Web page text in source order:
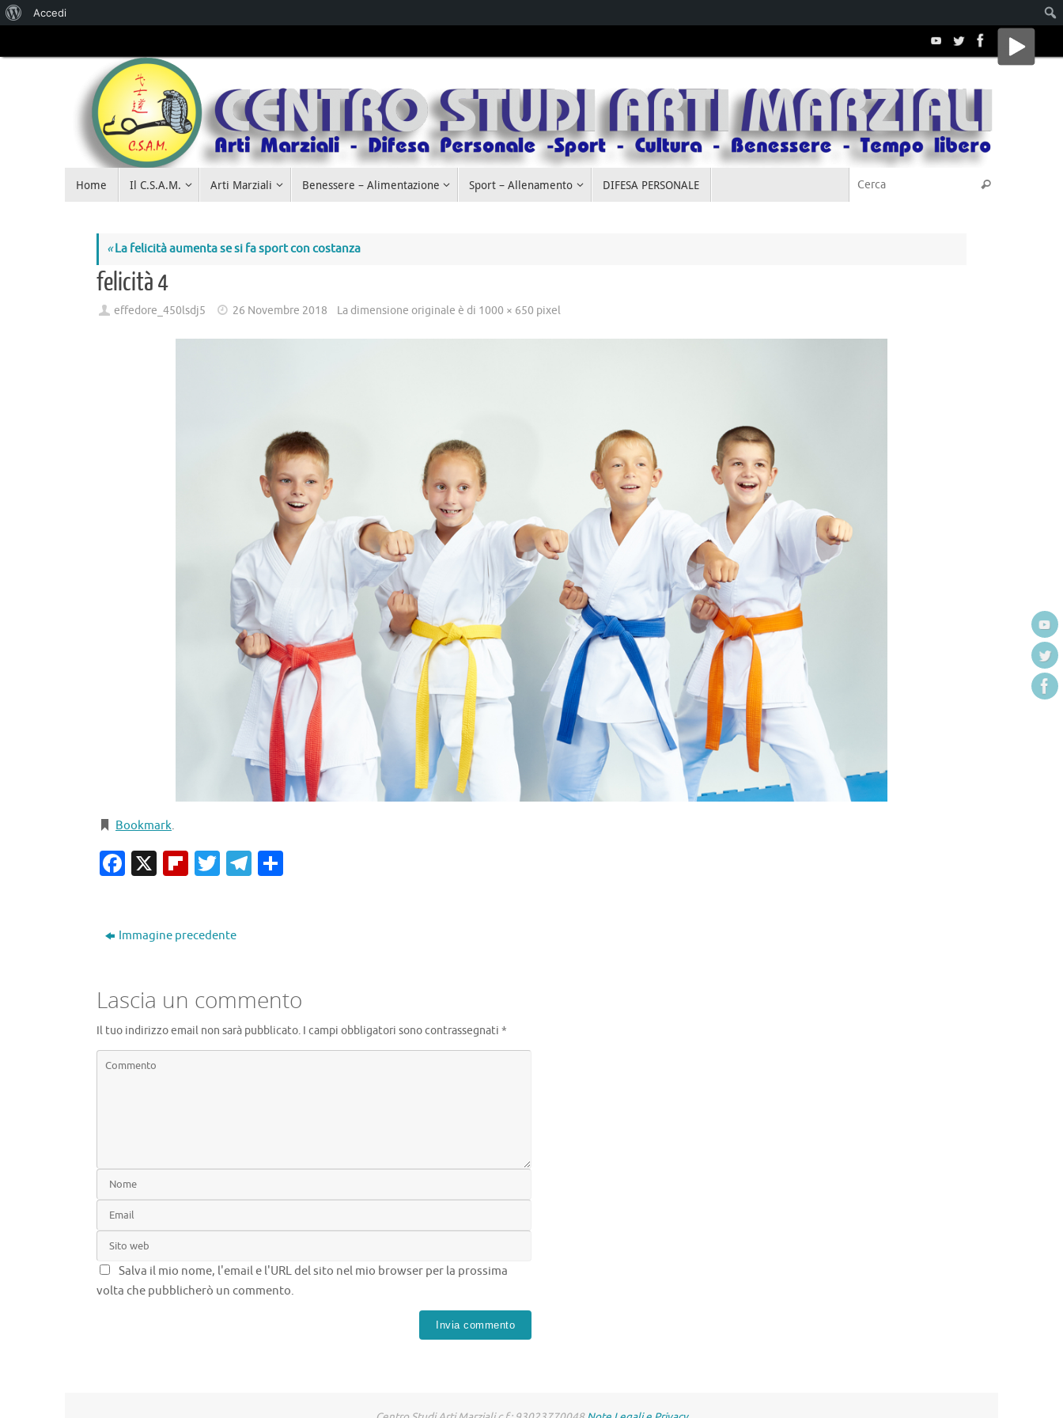
Accedi
Salta al
Home Il C.S.A.M. Arti Marziali Benessere – Alimentazione Sport – Allenamento DIFESA PERSONALE
«La felicità aumenta se si fa sport con costanza
felicità 4
effedore_450lsdj5 26 Novembre 2018 La dimensione originale è di 1000 × 650 pixel
Bookmark.
Facebook
X Flipboard
TwitterTelegram
Immagine precedente
Lascia un commento
Il tuo indirizzo email non sarà pubblicato. I campi obbligatori sono contrassegnati *
Salva il mio nome, l'email e l'URL del sito nel mio browser per la prossima
volta che pubblicherò un commento.